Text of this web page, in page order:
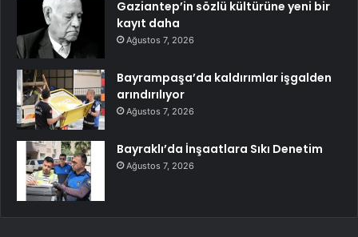
Gaziantep’in sözlü kültürüne yeni bir
kayıt daha
Ağustos 7, 2026
Bayrampaşa’da kaldırımlar işgalden
arındırılıyor
Ağustos 7, 2026
Bayraklı’da İnşaatlara Sıkı Denetim
Ağustos 7, 2026